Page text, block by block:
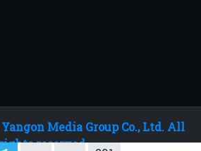
Media Group Co., Ltd. All
reserved.